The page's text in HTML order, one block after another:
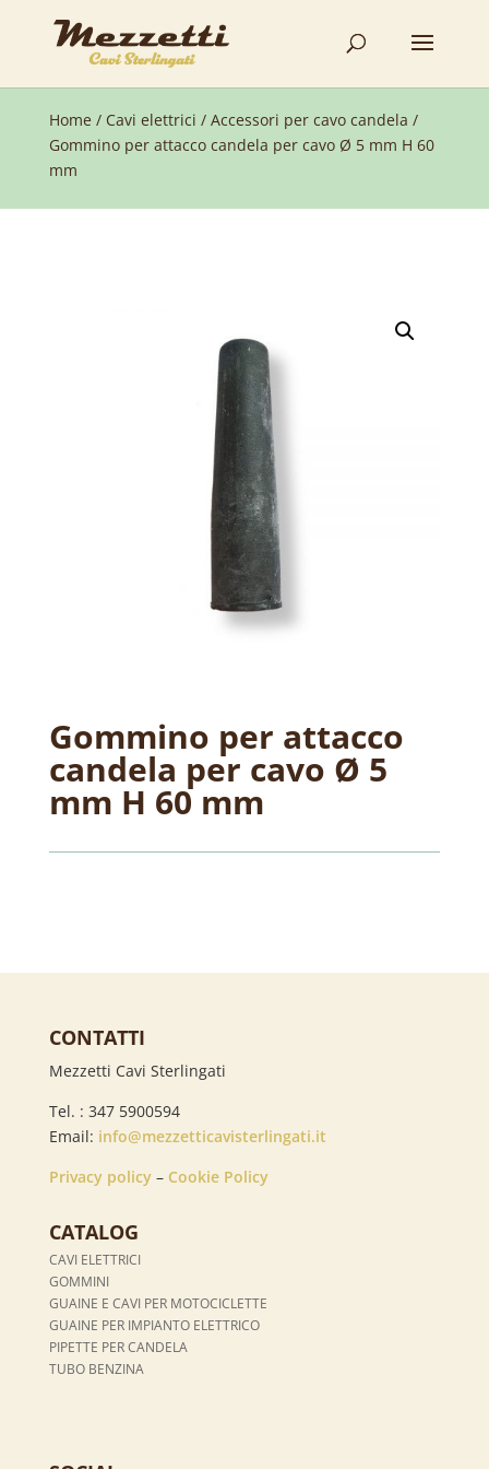
Home / Cavi elettrici / Accessori per cavo candela /
Gommino per attacco candela per cavo Ø 5 mm H 60
mm
Gommino per attacco
candela per cavo Ø 5
mm H 60 mm
CONTATTI
Mezzetti Cavi Sterlingati
Tel. : 347 5900594
Email: info@mezzetticavisterlingati.it
Privacy policy– Cookie Policy
CATALOG
CAVI ELETTRICI
GOMMINI
GUAINE E CAVI PER MOTOCICLETTE
GUAINE PER IMPIANTO ELETTRICO
PIPETTE PER CANDELA
TUBO BENZINA